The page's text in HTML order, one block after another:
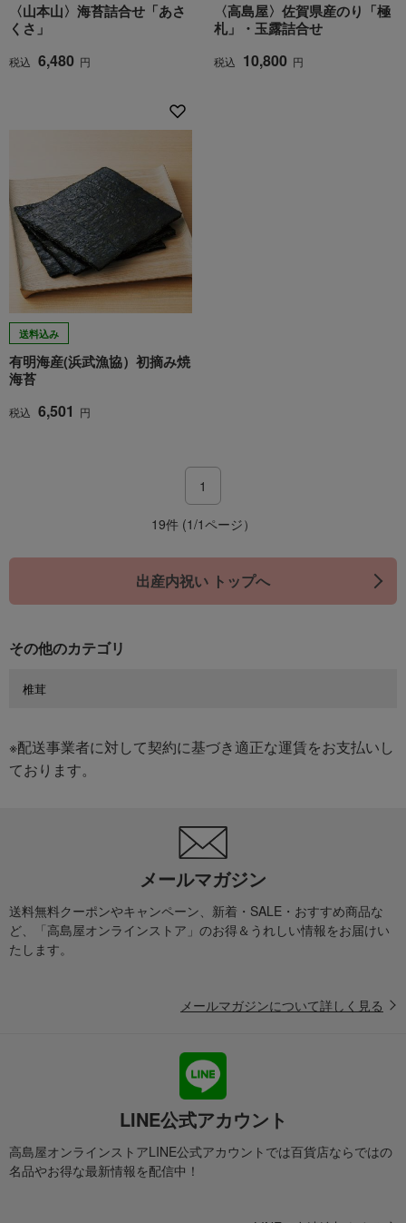
〈山本山〉海苔詰合せ「あさ
くさ」
税込 6,480 円
〈高島屋〉佐賀県産のり「極
札」・玉露詰合せ
税込 10,800 円
送料込み
有明海産(浜武漁協）初摘み焼
海苔
税込 6,501 円
1
19件 (1/1ページ）
出産内祝い トップへ
その他のカテゴリ
椎茸
※配送事業者に対して契約に基づき適正な運賃をお支払いし
ております。
メールマガジン
送料無料クーポンやキャンペーン、新着・SALE・おすすめ商品な
ど、「高島屋オンラインストア」のお得＆うれしい情報をお届けい
たします。
メールマガジンについて詳しく見る
LINE公式アカウント
高島屋オンラインストアLINE公式アカウントでは百貨店ならではの
名品やお得な最新情報を配信中！